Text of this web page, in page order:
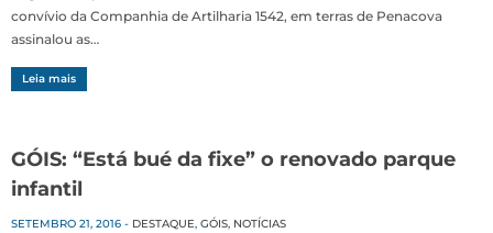
convívio da Companhia de Artilharia 1542, em terras de Penacova
assinalou as…
Leia mais
GÓIS: “Está bué da fixe” o renovado parque
infantil
SETEMBRO 21, 2016 - DESTAQUE, GÓIS, NOTÍCIAS